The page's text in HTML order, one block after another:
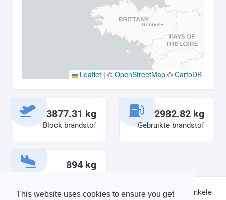
This website uses cookies to ensure you get
Leaflet | © OpenStreetMap © CartoDB
3877.31 kg
Block brandstof
2982.82 kg
Gebruikte brandstof
894 kg
DISCLAIMER: V-Bird Virtual Airlines Group kan op geen enkele